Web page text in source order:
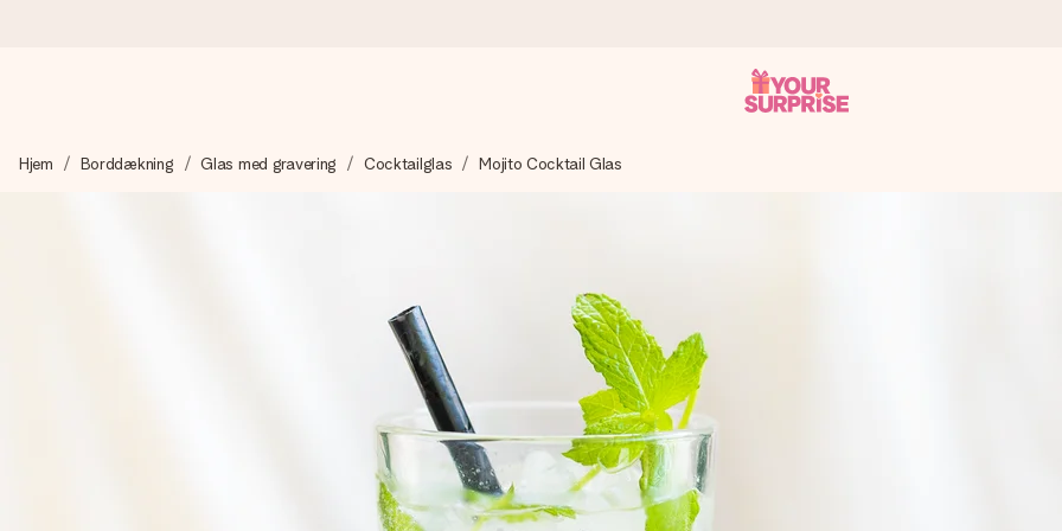
Vi laver din gave med omhu og sender den lynhurtigt – så du kan give den på det helt rette tidspunkt, når den betyder allermest.
Vores gaver inspirerer. Kunderne giver os 4,7 på Google Reviews.
Lav noget særligt i blot få trin – med hendes navn, et billede af dig eller en besked, der går lige i hendes hjerte. Intet besvær
Hjem Borddækning Glas med gravering Cocktailglas Mojito Cocktail Glas